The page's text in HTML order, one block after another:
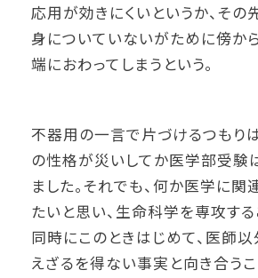
応用が効きにくいというか、その
身についていないがために傍か
端におわってしまうという。
不器用の一言で片づけるつもり
の性格が災いしてか医学部受験
ました。それでも、何か医学に関
たいと思い、生命科学を専攻する
同時にこのときはじめて、医師
えざるを得ない事実と向き合う